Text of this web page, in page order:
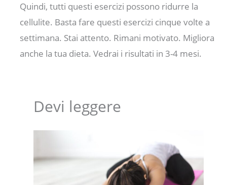
Quindi, tutti questi esercizi possono ridurre la
cellulite. Basta fare questi esercizi cinque volte a
settimana. Stai attento. Rimani motivato. Migliora
anche la tua dieta. Vedrai i risultati in 3-4 mesi.
Devi leggere